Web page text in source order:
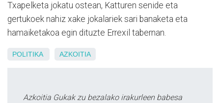
Txapelketa jokatu ostean, Katturen senide eta
gertukoek nahiz xake jokalariek sari banaketa eta
hamaiketakoa egin dituzte Errexil tabernan.
POLITIKA AZKOITIA
Azkoitia Gukak zu bezalako irakurleen babesa